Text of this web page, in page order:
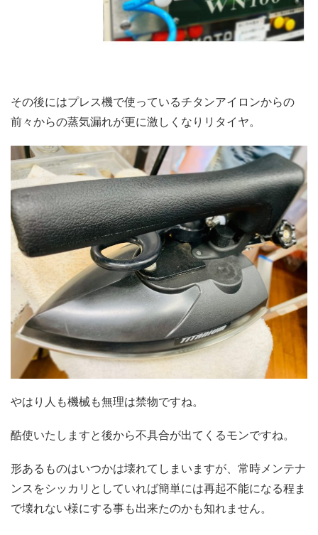
その後にはプレス機で使っているチタンアイロンからの
前々からの蒸気漏れが更に激しくなりリタイヤ。
やはり人も機械も無理は禁物ですね。
酷使いたしますと後から不具合が出てくるモンですね。
形あるものはいつかは壊れてしまいますが、常時メンテナ
ンスをシッカリとしていれば簡単には再起不能になる程ま
で壊れない様にする事も出来たのかも知れません。